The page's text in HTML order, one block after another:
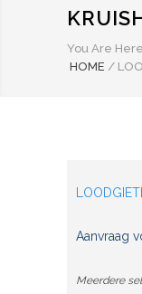
You Are
HOME /
Aanvraag
Meerdere